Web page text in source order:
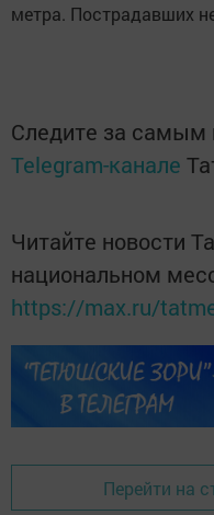
метра. Пострадавших
Следите за
Telegram-канале
Читайте новости
национальном
https://max.ru/
Перейти на